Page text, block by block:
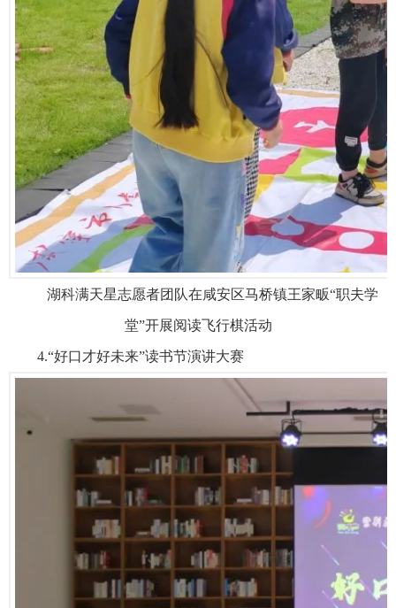
湖科满天星志愿者团队在咸安区马桥镇王家畈“职夫学
堂”开展阅读飞行棋活动
4.“好口才好未来”读书节演讲大赛